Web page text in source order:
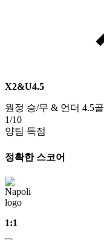
X2&U4.5
원정 승/무 & 언더 4.5골
1/10
양팀 득점
정확한 스코어
1:1